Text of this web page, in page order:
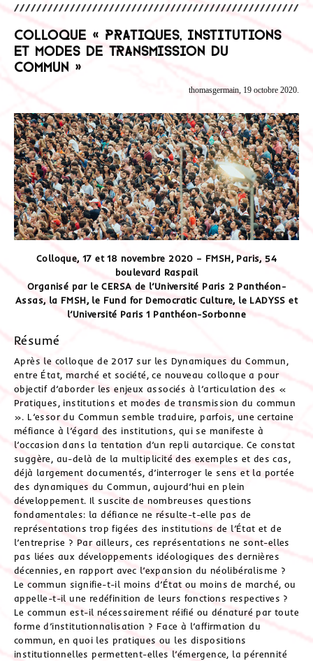
Colloque « Pratiques, institutions
et modes de transmission du
commun »
thomasgermain, 19 octobre 2020.
Colloque, 17 et 18 novembre 2020 – FMSH, Paris, 54
boulevard Raspail
Organisé par le CERSA de l’Université Paris 2 Panthéon-
Assas, la FMSH, le Fund for Democratic Culture, le LADYSS et
l’Université Paris 1 Panthéon-Sorbonne
Résumé
Après le colloque de 2017 sur les Dynamiques du Commun,
entre État, marché et société, ce nouveau colloque a pour
objectif d’aborder les enjeux associés à l’articulation des «
Pratiques, institutions et modes de transmission du commun
». L’essor du Commun semble traduire, parfois, une certaine
méfiance à l’égard des institutions, qui se manifeste à
l’occasion dans la tentation d’un repli autarcique. Ce constat
suggère, au-delà de la multiplicité des exemples et des cas,
déjà largement documentés, d’interroger le sens et la portée
des dynamiques du Commun, aujourd’hui en plein
développement. Il suscite de nombreuses questions
fondamentales: la défiance ne résulte-t-elle pas de
représentations trop figées des institutions de l’État et de
l’entreprise ? Par ailleurs, ces représentations ne sont-elles
pas liées aux développements idéologiques des dernières
décennies, en rapport avec l’expansion du néolibéralisme ?
Le commun signifie-t-il moins d’État ou moins de marché, ou
appelle-t-il une redéfinition de leurs fonctions respectives ?
Le commun est-il nécessairement réifié ou dénaturé par toute
forme d’institutionnalisation ? Face à l’affirmation du
commun, en quoi les pratiques ou les dispositions
institutionnelles permettent-elles l’émergence, la pérennité